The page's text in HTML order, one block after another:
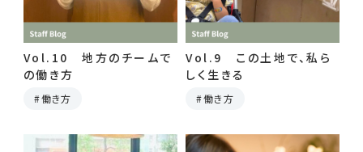
Vol.10 地方のチームで
の働き方
働き方
Vol.9 この土地で、私ら
しく生きる
働き方